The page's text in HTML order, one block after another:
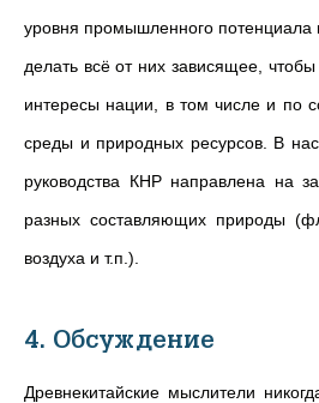
уровня промышленного потенциала
делать всё от них зависящее,
интересы нации, в том числе и по
среды и природных ресурсов. В
руководства КНР направлена на
разных составляющих природы
воздуха и т.п.).
4. Обсуждение
Древнекитайские мыслители